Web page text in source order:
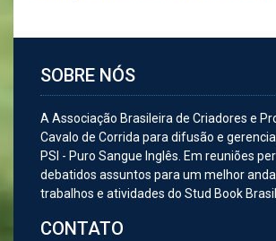
SOBRE NÓS
A Associação Brasileira de Criadores e
Cavalo de Corrida para difusão e
PSI - Puro Sangue Inglês. Em reuniões
debatidos assuntos para um melhor
trabalhos e atividades do Stud Book
CONTATO